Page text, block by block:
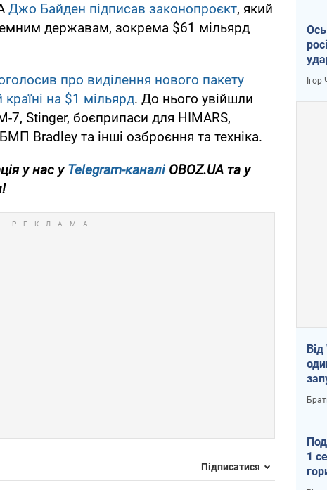
Джо Байден підписав законопроєкт, який
державам, зокрема $61 мільярд
про виділення нового пакету
на $1 мільярд. До нього увійшли
7, Stinger, боєприпаси для HIMARS,
Bradley та інші озброєння та техніка.
у нас уTelegram-каналіOBOZ.UA та у
Підписатися
1